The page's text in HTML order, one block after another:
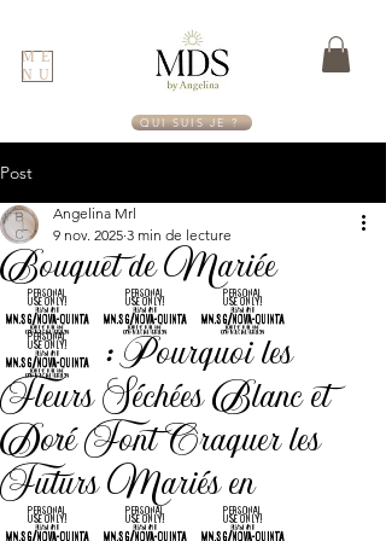
ME
NU
QUI SUIS JE ?
Post
Bouquet de Mariée
202
6 : Pourquoi les
Fleurs Séchées Blanc et
Doré Font Craquer les
Futurs Mariés en
202
Angelina Mrl
9 nov. 2025 3 min de lecture